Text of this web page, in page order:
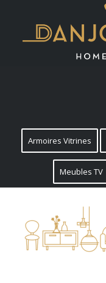
Armoires Vitrines
Meubles TV